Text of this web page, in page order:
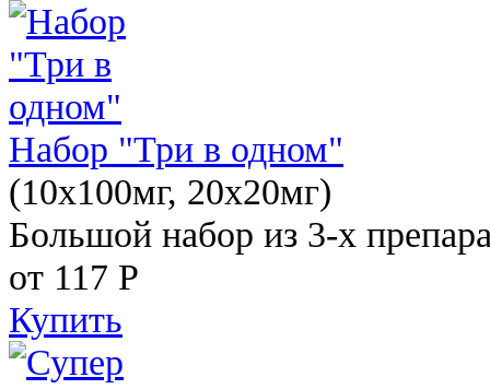
Набор "Три в одном"
(10x100мг, 20x20мг)
Большой набор из 3-х
от 117 Р
Купить